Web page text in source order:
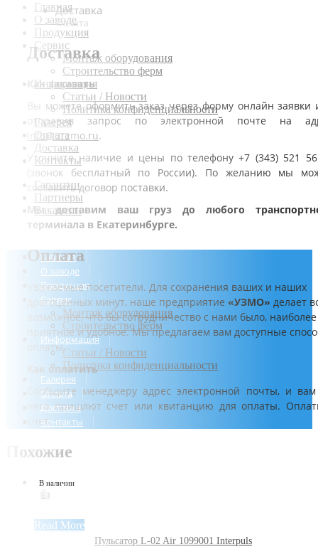
Главная
О заводе
Продукция
Сервис
Монтаж оборудования
Строительство ферм
Информация
Статьи / Новости
Политика конфиденциальности
Галерея
Оплата
Доставка
Контакты
Гарантии
Партнеры
Вакансии
Главная
О заводе
Продукция
Сервис
Монтаж оборудования
Строительство ферм
Информация
Статьи / Новости
Политика конфиденциальности
Галерея
Оплата
Доставка
Контакты
Доставка
Оплата
Доставка
Как заказать
Вы можете оформить заказ через форму онлайн заявки
отправив запрос по электронной почте на
info@urzmo.ru.
Уточните наличие и цены по телефону +7 (343) 521
(звонок бесплатный по России). По желанию мы
составить договор поставки.
Мы доставим ваш груз до любого
терминала в Екатеринбурге.
Оплата
Уважаемые посетители. Для сохранения ваших и наших
драгоценных минут, наше предприятие «УЗМО» делает
возможное, что бы сотрудничество с нами было, наиболее
приятное и удобное. Мы предлагаем вам доступные
оплаты.
Как оплатить
Сообщите менеджеру адрес электронной почты, и
него пришлют счет или квитанцию для оплаты.
счет.
Похожие
В наличии
👍
Read More
Пульсатор L-02 Air 1099001 Interpuls